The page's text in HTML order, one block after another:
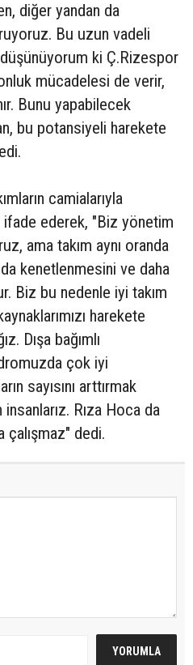
diğer yandan da
Bu uzun vadeli
ki Ç.Rizespor
mücadelesi de verir,
Bunu yapabilecek
bu potansiyeli harekete
camialarıyla
ederek, "Biz yönetim
ama takım aynı oranda
kenetlenmesini ve daha
Biz bu nedenle iyi takım
harekete
Dışa bağımlı
çok iyi
sayısını arttırmak
Rıza Hoca da
çalışmaz" dedi.